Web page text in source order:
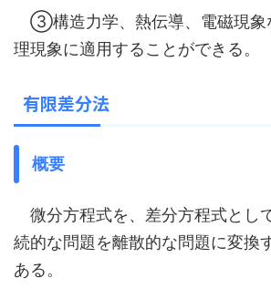
③構造力学、熱伝導、電磁現象
理現象に適用することができる。
有限差分法
概要
微分方程式を、差分方程式とし
続的な問題を離散的な問題に変換
ある。